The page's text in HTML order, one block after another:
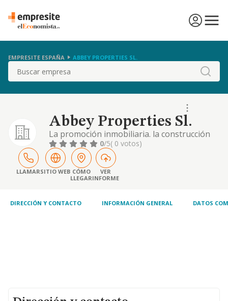
EMPRESITE ESPAÑA ABBEY PROPERTIES SL.
Buscar
Abbey Properties Sl.
La promoción inmobiliaria. la construcción
de edificios residenciales y no residenciales.
la preparación de terrenos. la compraventa
de bienes inmobiliarios por cuenta propia. el
alquiler no financiero de bienes
inmobiliarios por cuenta propia. las
propiedad
0/5( 0 votos)
LLAMARSITIO WEB CÓMO
LLEGAR
VER
INFORME
DIRECCIÓN Y CONTACTO INFORMACIÓN GENERAL DATOS